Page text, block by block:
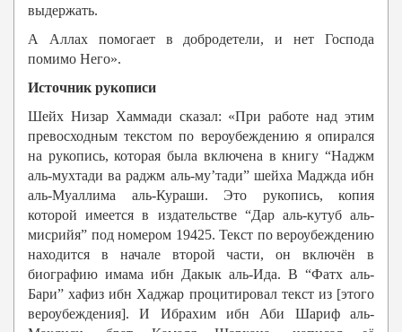
выдержать.
А Аллах помогает в добродетели, и нет Господа
помимо Него».
Источник рукописи
Шейх Низар Хаммади сказал: «При работе над этим
превосходным текстом по вероубеждению я опирался
на рукопись, которая была включена в книгу “Наджм
аль-мухтади ва раджм аль-му’тади” шейха Маджда ибн
аль-Муаллима аль-Кураши. Это рукопись, копия
которой имеется в издательстве “Дар аль-кутуб аль-
мисрийя” под номером 19425. Текст по вероубеждению
находится в начале второй части, он включён в
биографию имама ибн Дакык аль-Ида. В “Фатх аль-
Бари” хафиз ибн Хаджар процитировал текст из [этого
вероубеждения]. И Ибрахим ибн Аби Шариф аль-